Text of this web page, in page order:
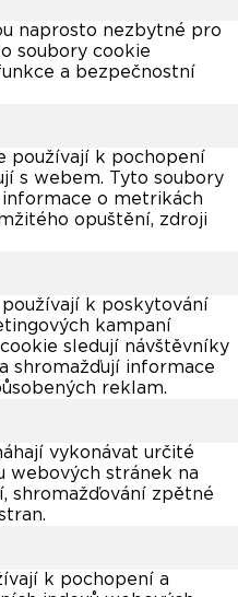
naprosto nezbytné pro
soubory cookie
a bezpečnostní
používají k pochopení
s webem. Tyto soubory
o metrikách
opuštění, zdroji
k poskytování
kampaní
sledují návštěvníky
shromažďují informace
reklam.
vykonávat určité
webových stránek na
shromažďování zpětné
k pochopení a